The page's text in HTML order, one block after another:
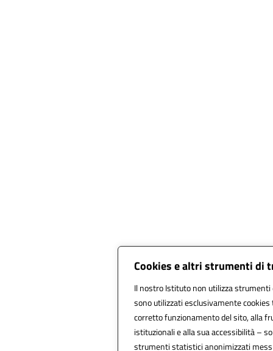
Cookies e altri strumenti di
Il nostro Istituto non utilizza
sono utilizzati esclusivamente
corretto funzionamento del sito, alla
istituzionali e alla sua accessibilità –
strumenti statistici anonimizzati